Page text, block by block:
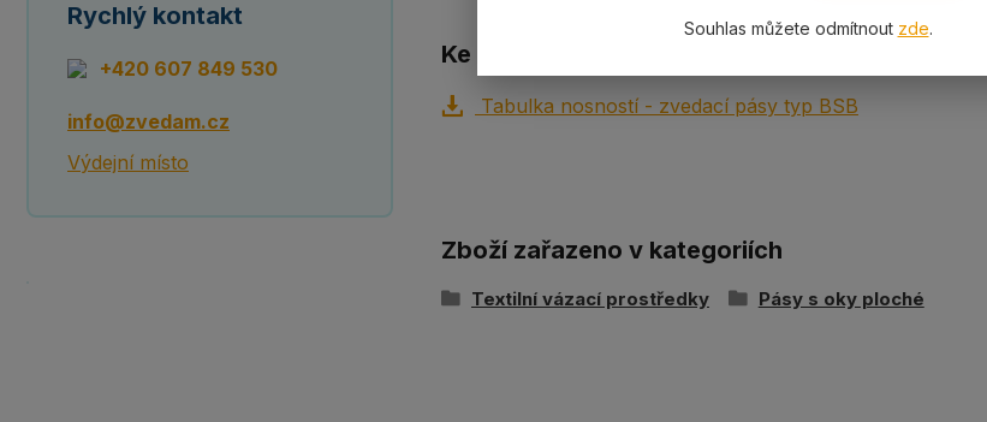
Rychlý kontakt
+420 607 849 530
info@zvedam.cz
Výdejní místo
Ke stažení
Tabulka nosností - zvedací pásy typ BSB
Zboží zařazeno v kategoriích
Textilní vázací prostředky Pásy s oky ploché
Souhlas můžete odmítnout zde.